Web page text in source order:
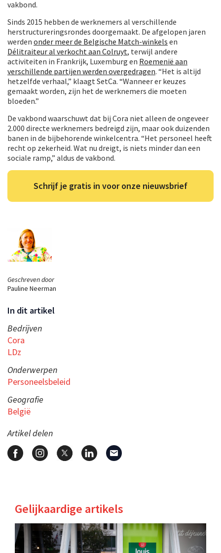
Geschreven door
Pauline Neerman
In dit artikel
Bedrijven
Cora
LDz
Onderwerpen
Personeelsbeleid
Geografie
België
Artikel delen
vakbond.
Sinds 2015 hebben de werknemers al verschillende
herstructureringsrondes doorgemaakt. De afgelopen jaren
werden onder meer de Belgische Match-winkels en
Délitraiteur al verkocht aan Colruyt, terwijl andere
activiteiten in Frankrijk, Luxemburg en Roemenië aan
verschillende partijen werden overgedragen. “Het is altijd
hetzelfde verhaal,” klaagt SetCa. “Wanneer er keuzes
gemaakt worden, zijn het de werknemers die moeten
bloeden.”
De vakbond waarschuwt dat bij Cora niet alleen de ongeveer
2.000 directe werknemers bedreigd zijn, maar ook duizenden
banen in de bijbehorende winkelcentra. “Het personeel heeft
recht op zekerheid. Wat nu dreigt, is niets minder dan een
sociale ramp,” aldus de vakbond.
Schrijf je gratis in voor onze nieuwsbrief
Gelijkaardige artikels